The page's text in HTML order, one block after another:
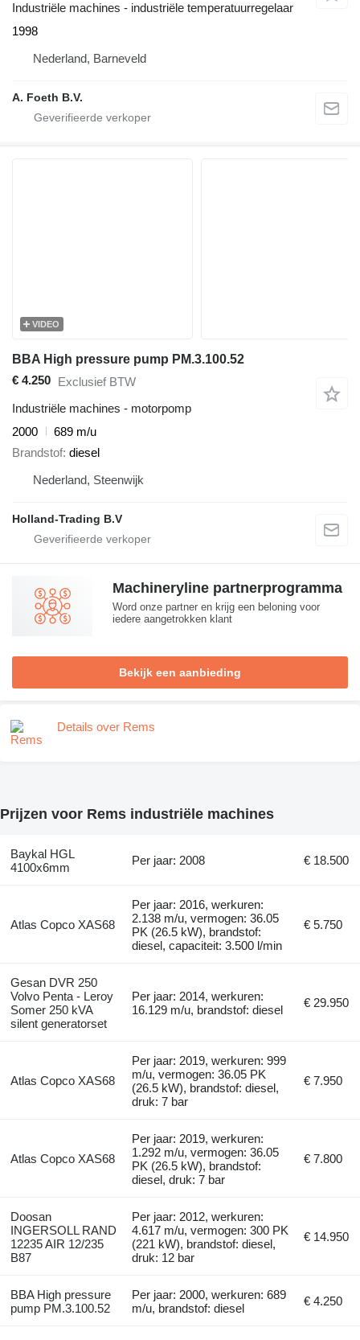
Industriële machines - industriële temperatuurregelaar
1998
Nederland, Barneveld
A. Foeth B.V.
VIDEO
BBA High pressure pump PM.3.100.52
€ 4.250 Exclusief BTW
Industriële machines - motorpomp
2000
689 m/u
Brandstof diesel
Nederland, Steenwijk
Holland-Trading B.V
Machineryline partnerprogramma
Word onze partner en krijg een beloning voor
iedere aangetrokken klant
Bekijk een aanbieding
Details over Rems
Prijzen voor Rems industriële machines
Baykal HGL
4100x6mm
Per jaar: 2008 € 18.500
Atlas Copco XAS68
Per jaar: 2016, werkuren:
2.138 m/u, vermogen: 36.05
PK (26.5 kW), brandstof:
diesel, capaciteit: 3.500 l/min
€ 5.750
Gesan DVR 250
Volvo Penta - Leroy
Somer 250 kVA
silent generatorset
Per jaar: 2014, werkuren:
16.129 m/u, brandstof: diesel
€ 29.950
Atlas Copco XAS68
Per jaar: 2019, werkuren: 999
m/u, vermogen: 36.05 PK
(26.5 kW), brandstof: diesel,
druk: 7 bar
€ 7.950
Atlas Copco XAS68
Per jaar: 2019, werkuren:
1.292 m/u, vermogen: 36.05
PK (26.5 kW), brandstof:
diesel, druk: 7 bar
€ 7.800
Doosan
INGERSOLL RAND
12235 AIR 12/235
B87
Per jaar: 2012, werkuren:
4.617 m/u, vermogen: 300 PK
(221 kW), brandstof: diesel,
druk: 12 bar
€ 14.950
BBA High pressure
pump PM.3.100.52
Per jaar: 2000, werkuren: 689
m/u, brandstof: diesel
€ 4.250